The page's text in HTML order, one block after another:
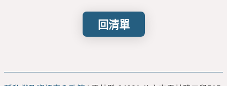
回清單